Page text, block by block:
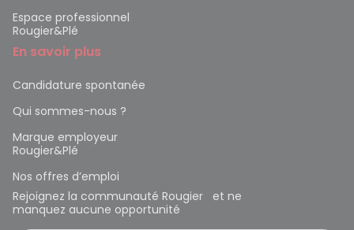
Espace professionnel
Rougier&Plé
En savoir plus
Candidature spontanée
Qui sommes-nous ?
Marque employeur
Rougier&Plé
Nos offres d’emploi
Rejoignez la communauté Rougier et ne
manquez aucune opportunité